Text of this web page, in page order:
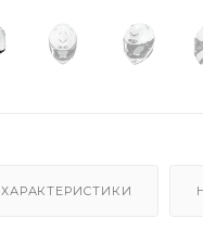
ХАРАКТЕРИСТИКИ